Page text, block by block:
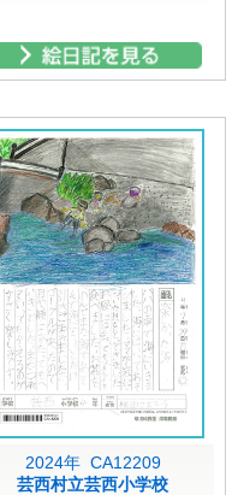
2024年 CA12209
芸西村立芸西小学校